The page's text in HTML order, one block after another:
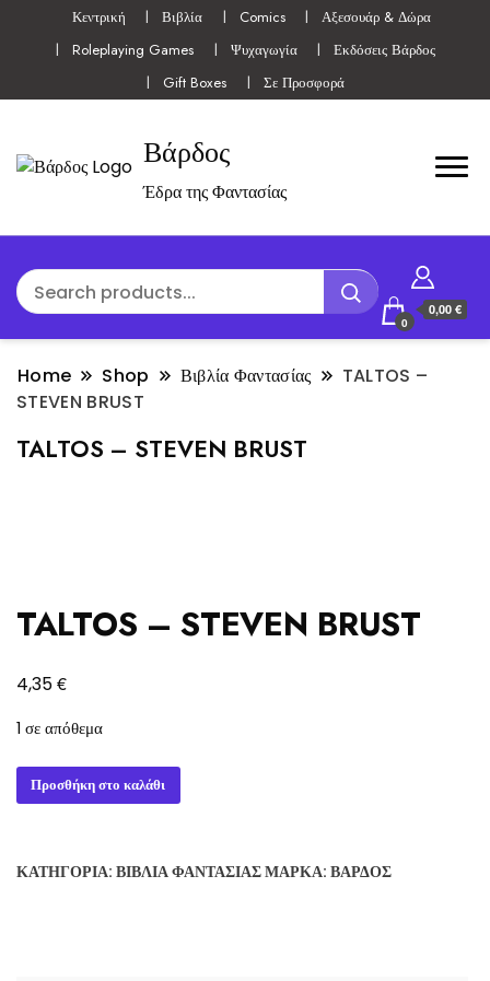
Κεντρική Βιβλία Comics
Αξεσουάρ & Δώρα
Roleplaying Games
Ψυχαγωγία
Εκδόσεις Βάρδος
Gift Boxes
Σε Προσφορά
Βάρδος
Έδρα της Φαντασίας
0
0,00 €
Home Shop Βιβλία Φαντασίας
TALTOS –
STEVEN BRUST
TALTOS – STEVEN BRUST
TALTOS – STEVEN BRUST
4,35€
1 σε απόθεμα
TALTOS
-
ποσότητα
Προσθήκη στο καλάθι
ΚΑΤΗΓΟΡΊΑ: ΒΙΒΛΊΑ ΦΑΝΤΑΣΊΑΣΜΆΡΚΑ: ΒΆΡΔΟΣ